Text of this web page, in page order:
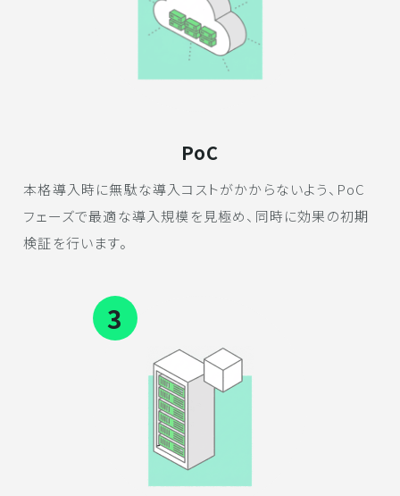
PoC
本格導入時に無駄な導入コストがかからないよう、PoC
フェーズで最適な導入規模を見極め、同時に効果の初期
検証を行います。
3